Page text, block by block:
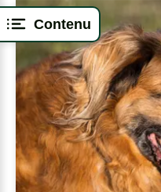
Contenu